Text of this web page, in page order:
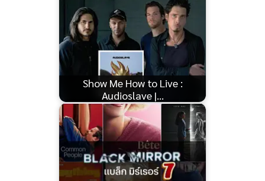
Show Me How to Live :
Audioslave |…